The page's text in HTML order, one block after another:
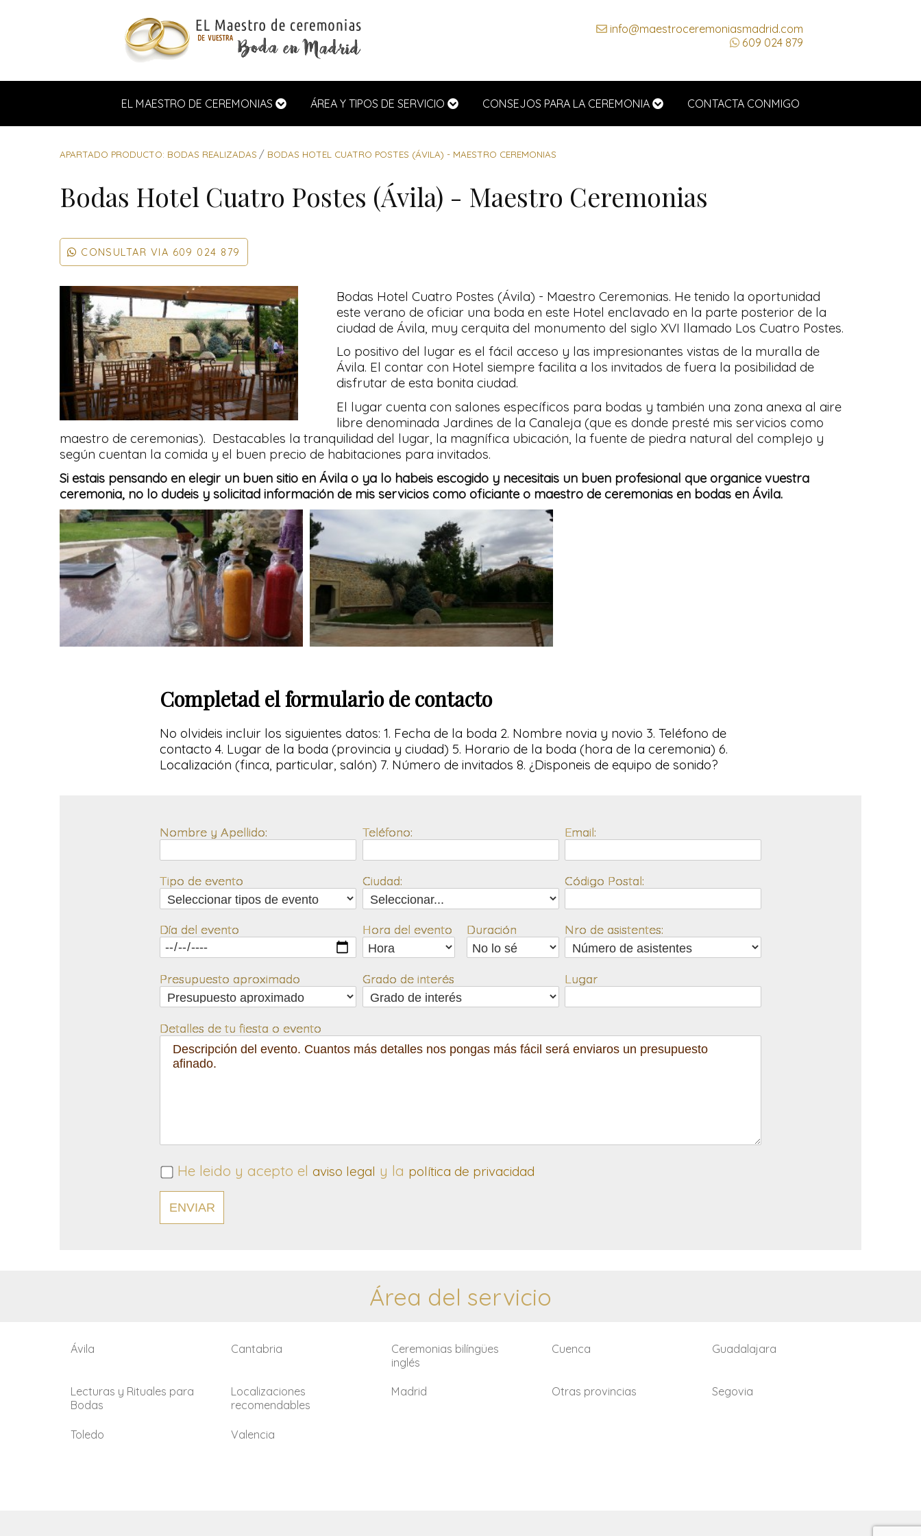
info@maestroceremoniasmadrid.com
609 024 879
EL MAESTRO DE CEREMONIAS ÁREA Y TIPOS DE SERVICIO CONSEJOS PARA LA CEREMONIA CONTACTA CONMIGO
APARTADO PRODUCTO: BODAS REALIZADAS BODAS HOTEL CUATRO POSTES (ÁVILA) - MAESTRO CEREMONIAS
Bodas Hotel Cuatro Postes (Ávila) - Maestro Ceremonias
CONSULTAR VIA 609 024 879
Bodas Hotel Cuatro Postes (Ávila) - Maestro Ceremonias. He tenido la oportunidad
este verano de oficiar una boda en este Hotel enclavado en la parte posterior de la
ciudad de Ávila, muy cerquita del monumento del siglo XVI llamado Los Cuatro Postes.
Lo positivo del lugar es el fácil acceso y las impresionantes vistas de la muralla de
Ávila. El contar con Hotel siempre facilita a los invitados de fuera la posibilidad de
disfrutar de esta bonita ciudad.
El lugar cuenta con salones específicos para bodas y también una zona anexa al aire
libre denominada Jardines de la Canaleja (que es donde presté mis servicios como
maestro de ceremonias). Destacables la tranquilidad del lugar, la magnífica ubicación, la fuente de piedra natural del complejo y
según cuentan la comida y el buen precio de habitaciones para invitados.
Si estais pensando en elegir un buen sitio en Ávila o ya lo habeis escogido y necesitais un buen profesional que organice vuestra
ceremonia, no lo dudeis y solicitad información de mis servicios como oficiante o maestro de ceremonias en bodas en Ávila.
Completad el formulario de contacto
No olvideis incluir los siguientes datos: 1. Fecha de la boda 2. Nombre novia y novio 3. Teléfono de
contacto 4. Lugar de la boda (provincia y ciudad) 5. Horario de la boda (hora de la ceremonia) 6.
Localización (finca, particular, salón) 7. Número de invitados 8. ¿Disponeis de equipo de sonido?
Nombre y Apellido: Teléfono: Email:
Tipo de evento Ciudad: Código Postal:
Día del evento Hora del evento Duración Nro de asistentes:
Presupuesto aproximado Grado de interés Lugar
Detalles de tu fiesta o evento
He leido y acepto elaviso legal y la política de privacidad
ENVIAR
Área del servicio
Ávila Cantabria
Ceremonias bilíngües
inglés
Cuenca Guadalajara
Lecturas y Rituales para
Bodas
Localizaciones
recomendables
Madrid Otras provincias Segovia
Toledo Valencia